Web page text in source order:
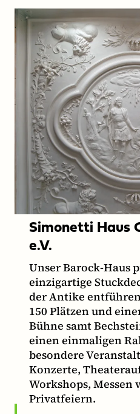
Simonetti Haus
e.V.
Unser Barock-Haus
einzigartige
der Antike
150 Plätzen und
Bühne samt
einen einmaligen
besondere
Konzerte,
Workshops, Messen
Privatfeiern.